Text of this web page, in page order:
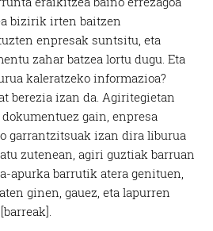
bizirik irten baitzen
enpresak suntsitu, eta
zahar batzea lortu dugu. Eta
kaleratzeko informazioa?
berezia izan da. Agiritegietan
gain, enpresa
garrantzitsuak izan dira liburua
zutenean, agiri guztiak barruan
apurka barrutik atera genituen,
ginen, gauez, eta lapurren